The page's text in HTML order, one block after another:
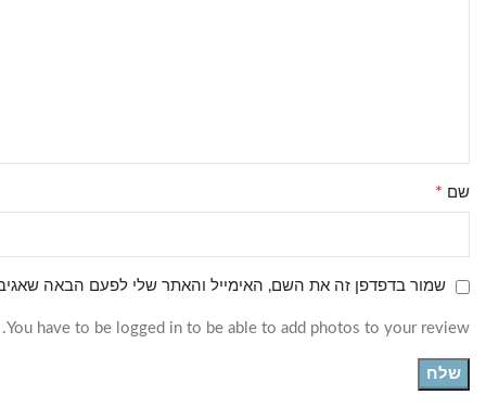
שם *
שמור בדפדפן זה את השם, האימייל והאתר שלי לפעם הבאה
You have to be logged in to be able to add photos to your review.